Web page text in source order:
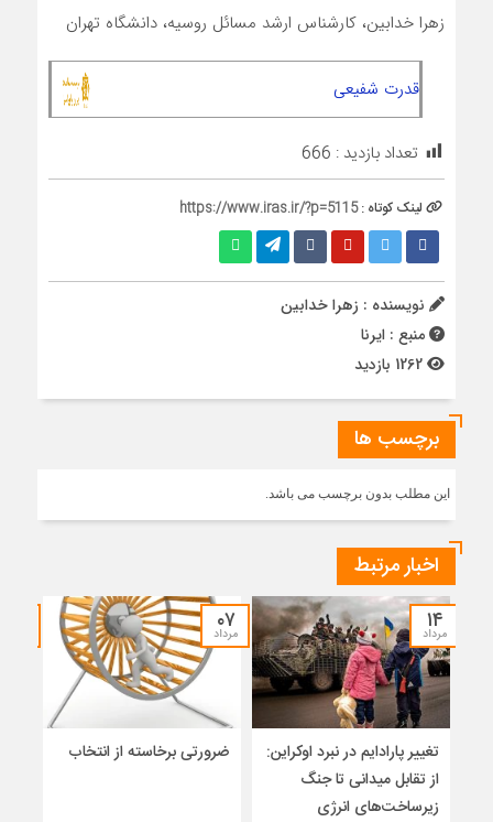
زهرا خدابین، کارشناس ارشد مسائل روسیه، دانشگاه تهران
قدرت شفیعی
تعداد بازدید : 666
لینک کوتاه :https://www.iras.ir/?p=5115
نویسنده : زهرا خدابین
منبع : ایرنا
برچسب ها
این مطلب بدون برچسب می باشد.
اخبار مرتبط
۱۴
مرداد
تغییر پارادایم در نبرد اوکراین:
از تقابل میدانی تا جنگ
زیرساخت‌های انرژی
۰۷
مرداد
ضرورتی برخاسته از انتخاب